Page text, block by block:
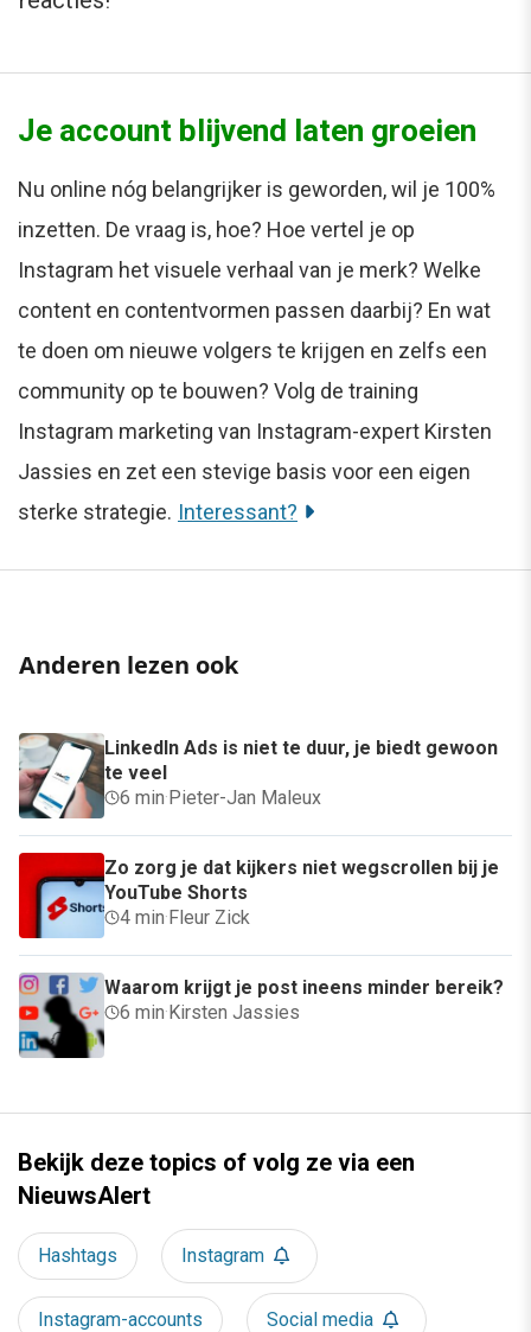
Je account blijvend laten groeien
Nu online nóg belangrijker is geworden, wil je 100%
inzetten. De vraag is, hoe? Hoe vertel je op
Instagram het visuele verhaal van je merk? Welke
content en contentvormen passen daarbij? En wat
te doen om nieuwe volgers te krijgen en zelfs een
community op te bouwen? Volg de training
Instagram marketing van Instagram-expert Kirsten
Jassies en zet een stevige basis voor een eigen
sterke strategie. Interessant?
Anderen lezen ook
LinkedIn Ads is niet te duur, je biedt gewoon
te veel
6 min·Pieter-Jan Maleux
Zo zorg je dat kijkers niet wegscrollen bij je
YouTube Shorts
4 min·Fleur Zick
Waarom krijgt je post ineens minder bereik?
6 min·Kirsten Jassies
Bekijk deze topics of volg ze via een
NieuwsAlert
Hashtags Instagram
Instagram-accounts Social media